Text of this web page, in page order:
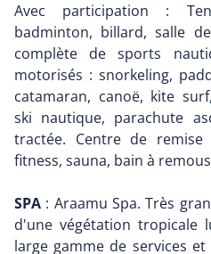
Avec participation :
badminton, billard, salle
complète de sports
motorisés : snorkeling,
catamaran, canoë, kite
ski nautique, parachute
tractée. Centre de
fitness, sauna, bain à
SPA : Araamu Spa. Très
d'une végétation tropicale
large gamme de services